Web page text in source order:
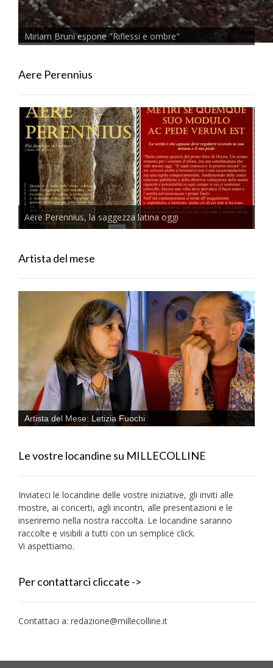
Miriam Bruni espone "Riflessi e ombre"
Aere Perennius
Aere Perennius, la saggezza latina oggi
Artista del mese
Artista del Mese: Letizia Fuochi
Le vostre locandine su MILLECOLLINE
Inviateci le locandine delle vostre iniziative, gli inviti alle
mostre, ai concerti, agli incontri, alle presentazioni e le
inseriremo nella nostra raccolta. Le locandine saranno
raccolte e visibili a tutti con un semplice click.
Vi aspettiamo.
Per contattarci cliccate ->
Contattaci a: redazione@millecolline.it